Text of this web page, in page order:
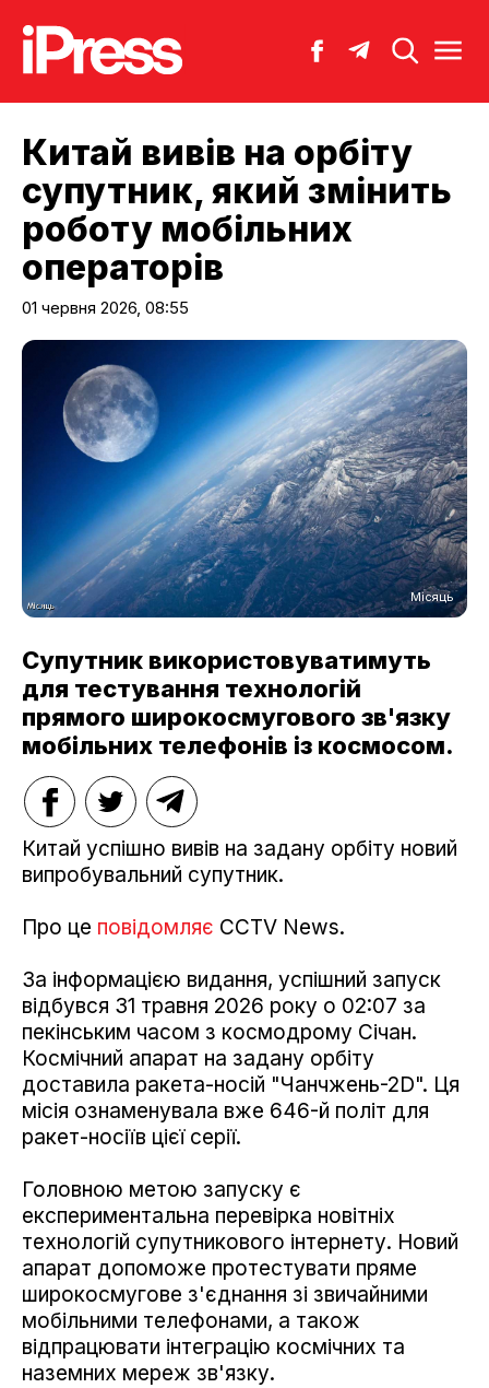
Китай вивів на орбіту
супутник, який змінить
роботу мобільних
операторів
01 червня 2026, 08:55
Місяць
Супутник використовуватимуть
для тестування технологій
прямого широкосмугового зв'язку
мобільних телефонів із космосом.
Китай успішно вивів на задану орбіту новий
випробувальний супутник.
Про це повідомляє CCTV News.
За інформацією видання, успішний запуск
відбувся 31 травня 2026 року о 02:07 за
пекінським часом з космодрому Січан.
Космічний апарат на задану орбіту
доставила ракета-носій "Чанчжень-2D". Ця
місія ознаменувала вже 646-й політ для
ракет-носіїв цієї серії.
Головною метою запуску є
експериментальна перевірка новітніх
технологій супутникового інтернету. Новий
апарат допоможе протестувати пряме
широкосмугове з'єднання зі звичайними
мобільними телефонами, а також
відпрацювати інтеграцію космічних та
наземних мереж зв'язку.